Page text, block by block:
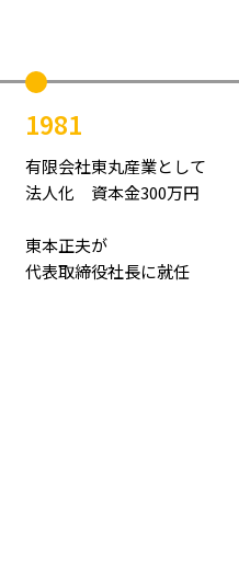
1981
有限会社東丸産業として
法人化 資本金300万円
東本正夫が
代表取締役社長に就任